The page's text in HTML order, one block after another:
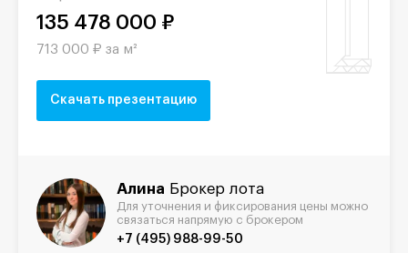
135 478 000 ₽
713 000 ₽ за м²
Скачать презентацию
Алина Брокер лота
Для уточнения и фиксирования цены можно
связаться напрямую с брокером
+7 (495) 988-99-50